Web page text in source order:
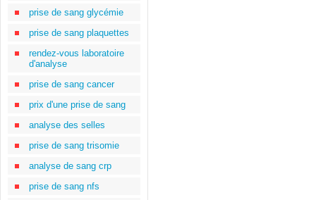
prise de sang glycémie
prise de sang plaquettes
rendez-vous laboratoire
d'analyse
prise de sang cancer
prix d'une prise de sang
analyse des selles
prise de sang trisomie
analyse de sang crp
prise de sang nfs